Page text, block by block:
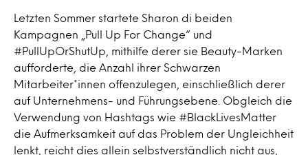
Letzten Sommer startete Sharon di beiden
Kampagnen „Pull Up For Change“ und
#PullUpOrShutUp, mithilfe derer sie Beauty-Marken
aufforderte, die Anzahl ihrer Schwarzen
Mitarbeiter*innen offenzulegen, einschließlich derer
auf Unternehmens- und Führungsebene. Obgleich die
Verwendung von Hashtags wie #BlackLivesMatter
die Aufmerksamkeit auf das Problem der Ungleichheit
lenkt, reicht dies allein selbstverständlich nicht aus,